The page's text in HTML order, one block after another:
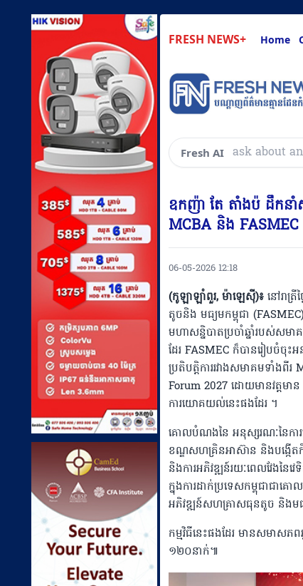
FRESH NEWS+ Home
Fresh AI សួរអ្វីៗគ្រប់យ៉ា
ឧកញ៉ា តែ តាំងប៉ ដឹកនាំ
MCBA និង
06-05-2026 12:18
(កូឡាឡាំពួរ, ម៉ាឡេស៊ី)៖នៅរាត្រី
តូចនិង មធ្យមកម្ពុជា
មហាសន្និបាតប្រចាំឆ្នាំរបស់សម
ដែរ FASMEC ក៏បានរៀបចំចុ
ប្រតិបត្តិការរវាងសមាគមទាំង
Forum 2027 ដោយមានវត្តមា
ការយោគយល់នេះផងដែរ ។
គោលបំណងនៃ អនុស្សរណៈនៃការយ
ខណ្ឌសហគ្រិនអាស៊ាន និងបង្កើតកិច្
និងការអភិវឌ្ឍន៍រយៈពេលវែងនៃវេ
ក្នុងការដាក់ប្រទេសកម្ពុជាជាគ
អភិវឌ្ឍន៍សហគ្រាសធុនតូច និងម
កម្មវិធីនេះផងដែរ មានសមា
១២០នាក់៕